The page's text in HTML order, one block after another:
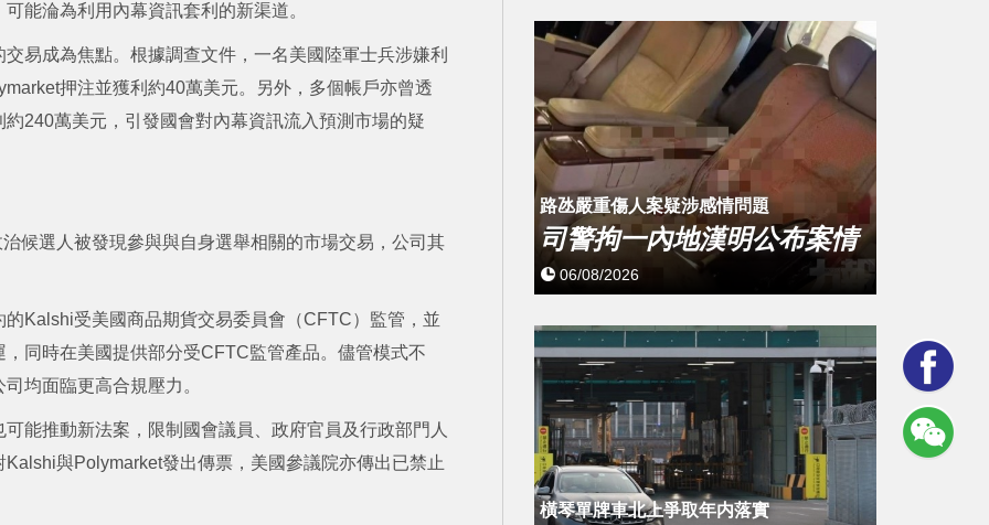
能淪為利用內幕資訊套利的新渠道。
易成為焦點。根據調查文件，一名美國陸軍士兵涉嫌利
押注並獲利約40萬美元。另外，多個帳戶亦曾透
240萬美元，引發國會對內幕資訊流入預測市場的疑
候選人被發現參與與自身選舉相關的市場交易，公司其
Kalshi受美國商品期貨交易委員會（CFTC）監管，並
同時在美國提供部分受CFTC監管產品。儘管模式不
均面臨更高合規壓力。
能推動新法案，限制國會議員、政府官員及行政部門人
與Polymarket發出傳票，美國參議院亦傳出已禁止
​路氹嚴重傷人案疑涉感情問題
司警拘一內地漢明公布案情
06/08/2026
橫琴單牌車北上爭取年内落實